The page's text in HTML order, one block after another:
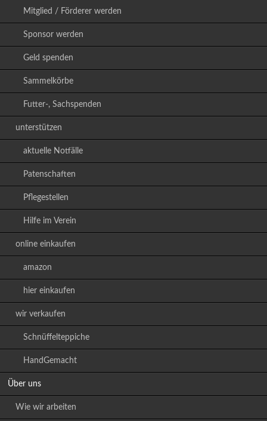
Mitglied / Förderer werden
Sponsor werden
Geld spenden
Sammelkörbe
Futter-, Sachspenden
unterstützen
aktuelle Notfälle
Patenschaften
Pflegestellen
Hilfe im Verein
online einkaufen
amazon
hier einkaufen
wir verkaufen
Schnüffelteppiche
HandGemacht
Über uns
Wie wir arbeiten